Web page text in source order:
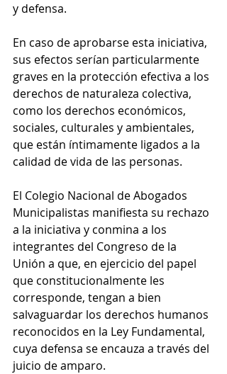
y defensa.
En caso de aprobarse esta iniciativa,
sus efectos serían particularmente
graves en la protección efectiva a los
derechos de naturaleza colectiva,
como los derechos económicos,
sociales, culturales y ambientales,
que están íntimamente ligados a la
calidad de vida de las personas.
El Colegio Nacional de Abogados
Municipalistas manifiesta su rechazo
a la iniciativa y conmina a los
integrantes del Congreso de la
Unión a que, en ejercicio del papel
que constitucionalmente les
corresponde, tengan a bien
salvaguardar los derechos humanos
reconocidos en la Ley Fundamental,
cuya defensa se encauza a través del
juicio de amparo.